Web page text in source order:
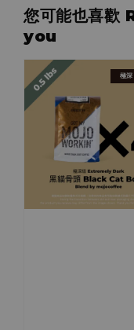
您可能也喜
you
極